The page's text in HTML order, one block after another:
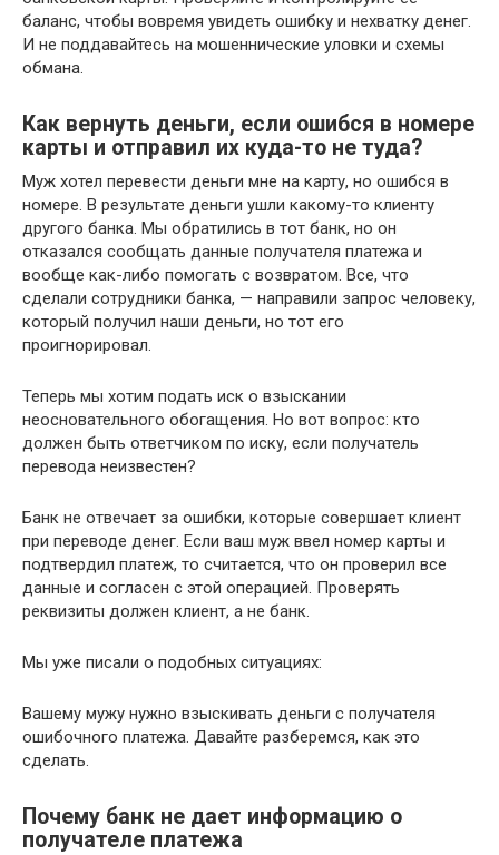
баланс, чтобы вовремя увидеть ошибку и нехватку денег.
И не поддавайтесь на мошеннические уловки и схемы
обмана.
Как вернуть деньги, если ошибся в номере
карты и отправил их куда-то не туда?
Муж хотел перевести деньги мне на карту, но ошибся в
номере. В результате деньги ушли какому-то клиенту
другого банка. Мы обратились в тот банк, но он
отказался сообщать данные получателя платежа и
вообще как-либо помогать с возвратом. Все, что
сделали сотрудники банка, — направили запрос человеку,
который получил наши деньги, но тот его
проигнорировал.
Теперь мы хотим подать иск о взыскании
неосновательного обогащения. Но вот вопрос: кто
должен быть ответчиком по иску, если получатель
перевода неизвестен?
Банк не отвечает за ошибки, которые совершает клиент
при переводе денег. Если ваш муж ввел номер карты и
подтвердил платеж, то считается, что он проверил все
данные и согласен с этой операцией. Проверять
реквизиты должен клиент, а не банк.
Мы уже писали о подобных ситуациях:
Вашему мужу нужно взыскивать деньги с получателя
ошибочного платежа. Давайте разберемся, как это
сделать.
Почему банк не дает информацию о
получателе платежа